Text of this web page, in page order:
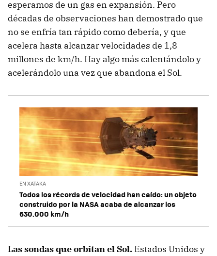
esperamos de un gas en expansión. Pero
décadas de observaciones han demostrado que
no se enfría tan rápido como debería, y que
acelera hasta alcanzar velocidades de 1,8
millones de km/h. Hay algo más calentándolo y
acelerándolo una vez que abandona el Sol.
EN XATAKA
Todos los récords de velocidad han caído: un objeto
construido por la NASA acaba de alcanzar los
630.000 km/h
Las sondas que orbitan el Sol. Estados Unidos y